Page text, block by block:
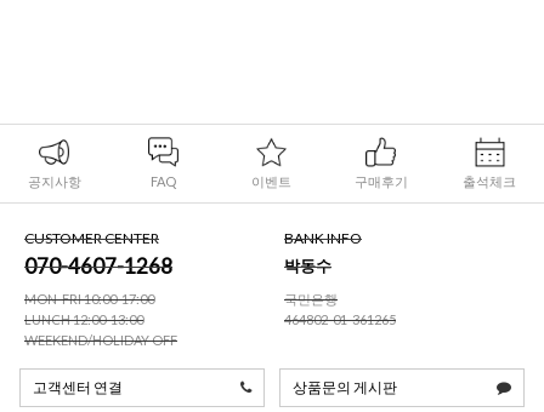
공지사항 FAQ 이벤트 구매후기 출석체크
CUSTOMER CENTER
070-4607-1268
MON-FRI 10:00-17:00
LUNCH 12:00-13:00
WEEKEND/HOLIDAY OFF
BANK INFO
박동수
국민은행
464802-01-361265
고객센터 연결 상품문의 게시판